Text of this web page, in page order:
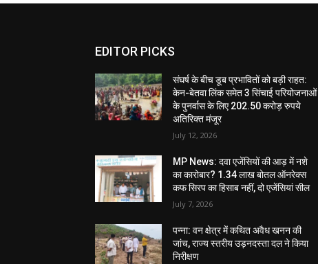
EDITOR PICKS
संघर्ष के बीच डूब प्रभावितों को बड़ी राहत:
केन-बेतवा लिंक समेत 3 सिंचाई परियोजनाओं
के पुनर्वास के लिए 202.50 करोड़ रुपये
अतिरिक्त मंजूर
July 12, 2026
MP News: दवा एजेंसियों की आड़ में नशे
का कारोबार? 1.34 लाख बोतल ऑनरेक्स
कफ सिरप का हिसाब नहीं, दो एजेंसियां सील
July 7, 2026
पन्ना: वन क्षेत्र में कथित अवैध खनन की
जांच, राज्य स्तरीय उड़नदस्ता दल ने किया
निरीक्षण